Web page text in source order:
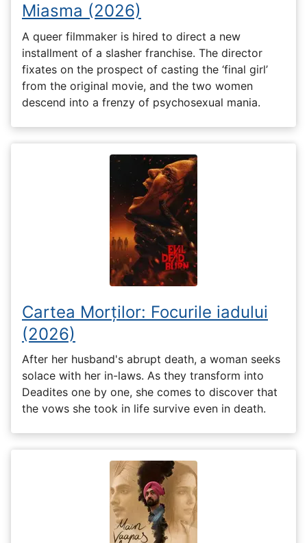
Miasma (2026)
A queer filmmaker is hired to direct a new
installment of a slasher franchise. The director
fixates on the prospect of casting the ‘final girl’
from the original movie, and the two women
descend into a frenzy of psychosexual mania.
Cartea Morților: Focurile iadului
(2026)
After her husband's abrupt death, a woman seeks
solace with her in-laws. As they transform into
Deadites one by one, she comes to discover that
the vows she took in life survive even in death.